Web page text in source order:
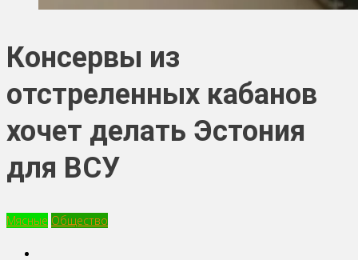
Консервы из
отстреленных кабанов
хочет делать Эстония
для ВСУ
Мясные Общество